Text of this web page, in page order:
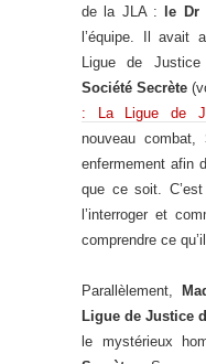
de la JLA :
le Dr
l’équipe. Il avait
Ligue de
Société Secrète
: La Ligue de
nouveau combat,
enfermement afin
que ce soit.
l’interroger et
comprendre ce
Parallèlement,
Ligue de Justice
le mystérieux